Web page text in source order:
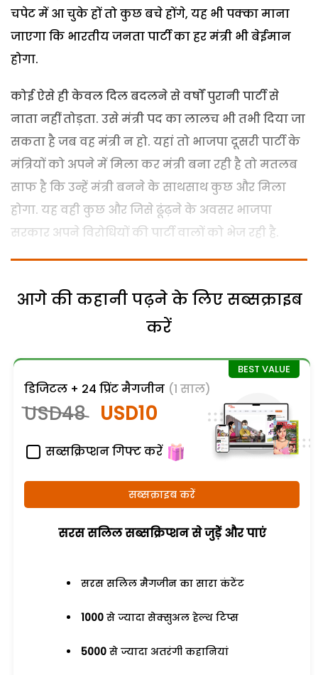
चपेट में आ चुके हों तो कुछ बचे होंगे, यह भी पक्का माना
जाएगा कि भारतीय जनता पार्टी का हर मंत्री भी बेईमान
होगा.
कोई ऐसे ही केवल दिल बदलने से वर्षों पुरानी पार्टी से
नाता नहीं तोड़ता. उसे मंत्री पद का लालच भी तभी दिया जा
सकता है जब वह मंत्री न हो. यहां तो भाजपा दूसरी पार्टी के
मंत्रियों को अपने में मिला कर मंत्री बना रही है तो मतलब
साफ है कि उन्हें मंत्री बनने के साथसाथ कुछ और मिला
होगा. यह वही कुछ और जिसे ढूंढ़ने के अवसर भाजपा
सरकार अपने विरोधियों की पार्टी वालों को भेज रही है.
आगे की कहानी पढ़ने के लिए सब्सक्राइब
करें
डिजिटल + 24 प्रिंट मैगजीन (1 साल)
USD48 USD10
सब्सक्रिप्शन गिफ्ट करें
सब्सक्राइब करें
सरस सलिल सब्सक्रिप्शन से जुड़ेें और पाएं
सरस सलिल मैगजीन का सारा कंटेंट
1000 से ज्यादा सेक्सुअल हेल्थ टिप्स
5000 से ज्यादा अतरंगी कहानियां